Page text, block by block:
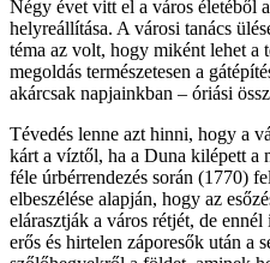
Négy évet vitt el a város életéből
helyreállítása. A városi tanács
téma az volt, hogy miként lehet a
megoldás természetesen a
akárcsak napjainkban – óriási
Tévedés lenne azt hinni, hogy a
kárt a víztől, ha a Duna kilépett a
féle úrbérrendezés során (1770)
elbeszélése alapján, hogy az
elárasztják a város rétjét, de
erős és hirtelen záporesők után a